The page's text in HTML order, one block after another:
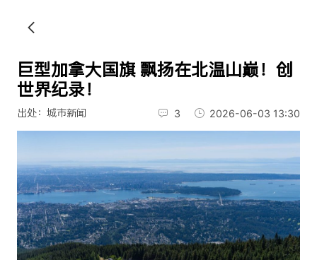
巨型加拿大国旗 飘扬在北温山巅！创
世界纪录！
出处：城市新闻 3 2026-06-03 13:30